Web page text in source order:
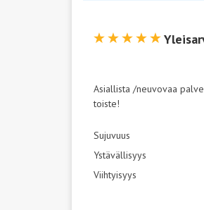
Asiallista /neuvovaa
toiste!
Sujuvuus
Ystävällisyys
Viihtyisyys